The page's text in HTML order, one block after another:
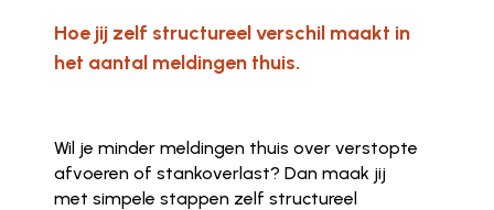
Hoe jij zelf structureel verschil maakt in
het aantal meldingen thuis.
Wil je minder meldingen thuis over verstopte
afvoeren of stankoverlast? Dan maak jij
met simpele stappen zelf structureel